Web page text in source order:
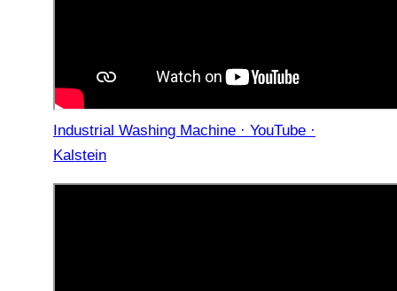
Industrial Washing Machine · YouTube ·
Kalstein